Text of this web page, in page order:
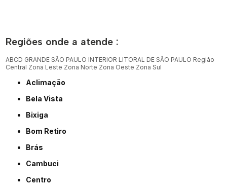
Regiões onde a atende :
ABCD GRANDE SÃO PAULO INTERIOR LITORAL DE SÃO PAULO Região
Central Zona Leste Zona Norte Zona Oeste Zona Sul
Aclimação
Bela Vista
Bixiga
Bom Retiro
Brás
Cambuci
Centro